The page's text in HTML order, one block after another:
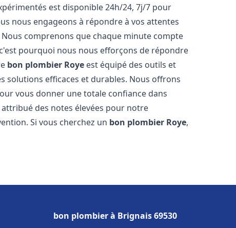
est disponible 24h/24, 7j/7 pour
nous engageons à répondre à vos attentes
comprenons que chaque minute compte
pourquoi nous nous efforçons de répondre
bon plombier Roye est équipé des outils et
solutions efficaces et durables. Nous offrons
vous donner une totale confiance dans
des notes élevées pour notre
Si vous cherchez un bon plombier Roye,
bon plombier à Brignais 69530